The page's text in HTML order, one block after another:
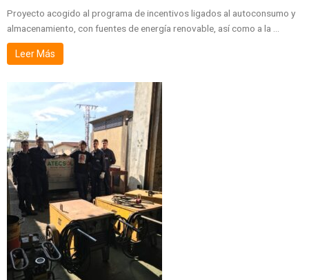
Proyecto acogido al programa de incentivos ligados al autoconsumo y
almacenamiento, con fuentes de energía renovable, así como a la ...
Leer Más